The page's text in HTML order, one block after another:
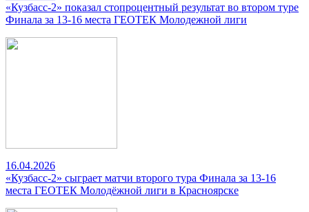
«Кузбасс-2» показал стопроцентный результат во втором туре
Финала за 13-16 места ГЕОТЕК Молодежной лиги
16.04.2026
«Кузбасс-2» сыграет матчи второго тура Финала за 13-16
места ГЕОТЕК Молодёжной лиги в Красноярске